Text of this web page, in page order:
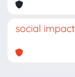
social impact